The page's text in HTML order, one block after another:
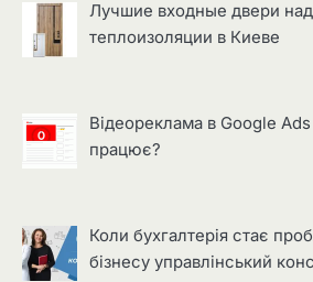
Лучшие входные двери
теплоизоляции в Киеве
Відеореклама в Google
працює?
Коли бухгалтерія стає
бізнесу управлінський